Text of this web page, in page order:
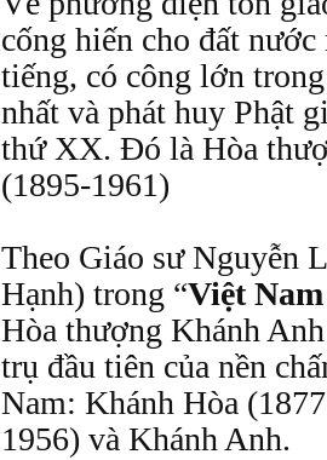
cống hiến cho đất
tiếng, có công lớn
nhất và phát huy Phật
thứ XX. Đó là Hòa
(1895-1961)
Theo Giáo sư Nguyễn
Hạnh) trong “Việt
Hòa thượng Khánh
trụ đầu tiên của nền
Nam: Khánh Hòa
1956) và Khánh Anh.